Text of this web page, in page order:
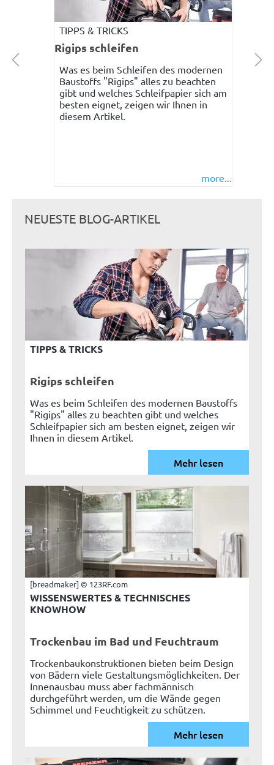
TIPPS & TRICKS
Rigips schleifen
Was es beim Schleifen des modernen
Baustoffs "Rigips" alles zu beachten
gibt und welches Schleifpapier sich am
besten eignet, zeigen wir Ihnen in
diesem Artikel.
more...
NEUESTE BLOG-ARTIKEL
TIPPS & TRICKS
Rigips schleifen
Was es beim Schleifen des modernen Baustoffs
"Rigips" alles zu beachten gibt und welches
Schleifpapier sich am besten eignet, zeigen wir
Ihnen in diesem Artikel.
Mehr lesen
[breadmaker] © 123RF.com
WISSENSWERTES & TECHNISCHES
KNOWHOW
Trockenbau im Bad und Feuchtraum
Trockenbaukonstruktionen bieten beim Design
von Bädern viele Gestaltungsmöglichkeiten. Der
Innenausbau muss aber fachmännisch
durchgeführt werden, um die Wände gegen
Schimmel und Feuchtigkeit zu schützen.
Mehr lesen